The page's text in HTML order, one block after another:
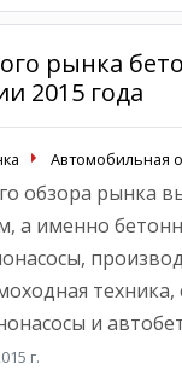
рынка
2015 года
Автомобильная
обзора рынка
а именно
и
г.